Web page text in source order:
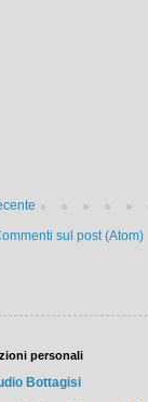
sul post (Atom)
personali
Bottagisi